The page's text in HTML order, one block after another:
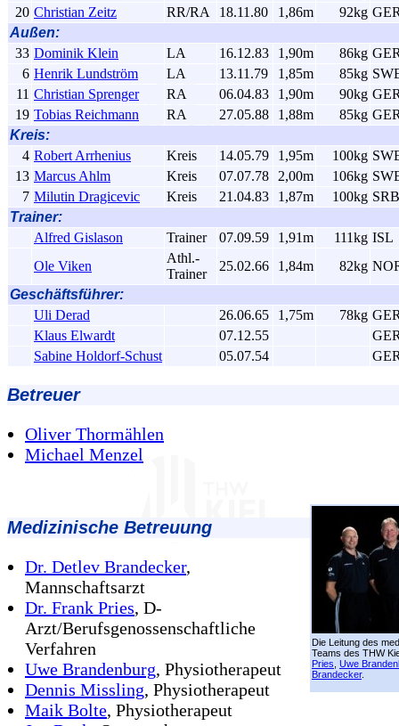
20 Christian Zeitz RR/RA 18.11.80 1,86m 92kg
Außen:
33 Dominik Klein LA 16.12.83 1,90m 86kg
6 Henrik Lundström LA 13.11.79 1,85m 85kg
11 Christian Sprenger RA 06.04.83 1,90m 90kg
19 Tobias Reichmann RA 27.05.88 1,88m 85kg
Kreis:
4 Robert Arrhenius Kreis 14.05.79 1,95m 100kg
13 Marcus Ahlm Kreis 07.07.78 2,00m 106kg
7 Milutin Dragicevic Kreis 21.04.83 1,87m 100kg SRB
Trainer:
Alfred Gislason
Trainer 07.09.59 1,91m 111kg ISL
Ole Viken
Athl.-
Trainer
25.02.66 1,84m 82kg
Geschäftsführer:
Uli Derad
26.06.65 1,75m 78kg
Klaus Elwardt
07.12.55
Sabine Holdorf-Schust
05.07.54
Betreuer
Oliver Thormählen
Michael Menzel
Die Leitung des
Teams des THW
Pries Uwe
Brandecker.
Medizinische Betreuung
Dr. Detlev Brandecker,
Mannschaftsarzt
Dr. Frank Pries, D-
Arzt/Berufsgenossenschaftliche
Verfahren
Uwe Brandenburg, Physiotherapeut
Dennis Missling, Physiotherapeut
Maik Bolte, Physiotherapeut